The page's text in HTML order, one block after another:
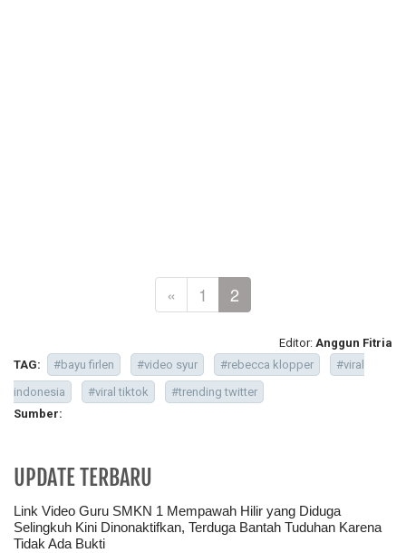
« 1 2
Editor: Anggun Fitria
TAG:
#bayu firlen #video syur #rebecca klopper
#viral
indonesia
#viral tiktok
#trending twitter
Sumber:
UPDATE TERBARU
Link Video Guru SMKN 1 Mempawah Hilir yang Diduga
Selingkuh Kini Dinonaktifkan, Terduga Bantah Tuduhan Karena
Tidak Ada Bukti